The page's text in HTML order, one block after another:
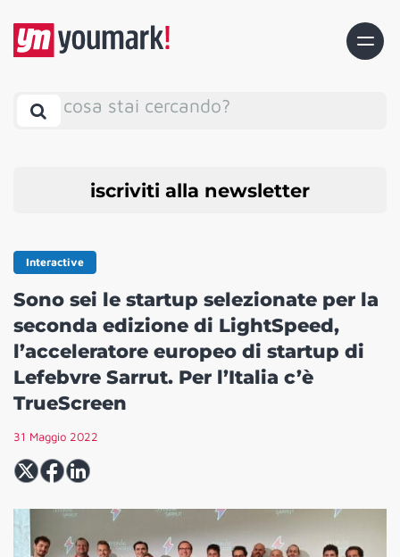
cosa stai cercando?
iscriviti alla newsletter
Interactive
Sono sei le startup selezionate per la
seconda edizione di LightSpeed,
l’acceleratore europeo di startup di
Lefebvre Sarrut. Per l’Italia c’è
TrueScreen
31 Maggio 2022